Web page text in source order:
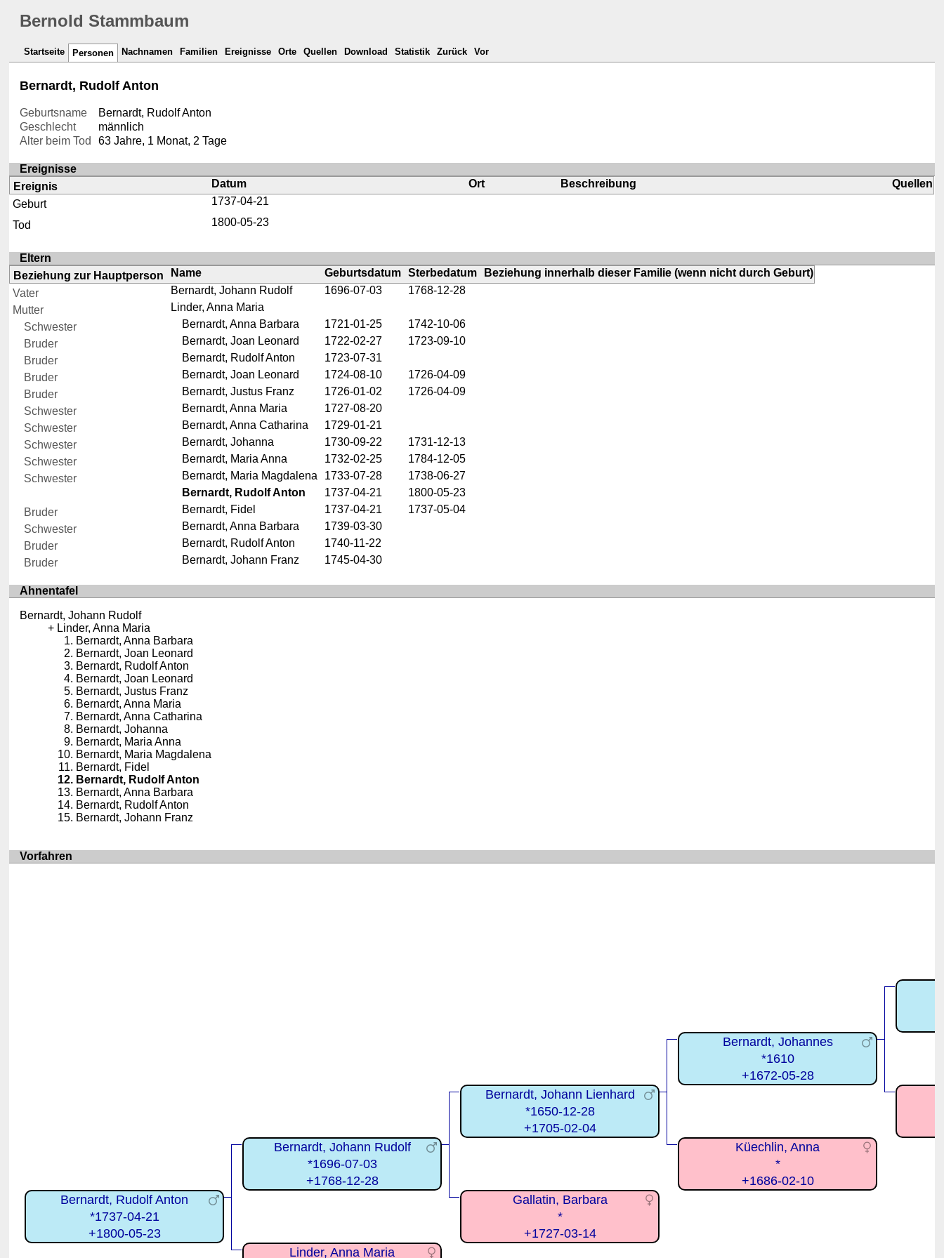
Bernold Stammbaum
Startseite Personen Nachnamen Familien Ereignisse Orte Quellen Download Statistik Zurück Vor
Bernardt, Rudolf Anton
Geburtsname
Bernardt, Rudolf Anton
Geschlecht
männlich
Alter beim Tod
63 Jahre, 1 Monat, 2 Tage
Ereignisse
Ereignis
Datum Ort Beschreibung
Quellen
Geburt
1737-04-21
Tod
1800-05-23
Eltern
Beziehung zur Hauptperson
Name Geburtsdatum Sterbedatum
Beziehung innerhalb dieser Familie (wenn nicht durch Geburt)
Vater
Bernardt, Johann Rudolf 1696-07-03
1768-12-28
Mutter
Linder, Anna Maria
Schwester
Bernardt, Anna Barbara 1721-01-25
1742-10-06
Bruder
Bernardt, Joan Leonard 1722-02-27
1723-09-10
Bruder
Bernardt, Rudolf Anton
1723-07-31
Bruder
Bernardt, Joan Leonard 1724-08-10
1726-04-09
Bruder
Bernardt, Justus Franz 1726-01-02
1726-04-09
Schwester
Bernardt, Anna Maria
1727-08-20
Schwester
Bernardt, Anna Catharina
1729-01-21
Schwester
Bernardt, Johanna 1730-09-22
1731-12-13
Schwester
Bernardt, Maria Anna 1732-02-25
1784-12-05
Schwester
Bernardt, Maria Magdalena 1733-07-28
1738-06-27
Bernardt, Rudolf Anton
1737-04-21
1800-05-23
Bruder
Bernardt, Fidel 1737-04-21
1737-05-04
Schwester
Bernardt, Anna Barbara
1739-03-30
Bruder
Bernardt, Rudolf Anton
1740-11-22
Bruder
Bernardt, Johann Franz 1745-04-30
Ahnentafel
Bernardt, Johann Rudolf
Linder, Anna Maria
Bernardt, Anna Barbara
Bernardt, Joan Leonard
Bernardt, Rudolf Anton
Bernardt, Joan Leonard
Bernardt, Justus Franz
Bernardt, Anna Maria
Bernardt, Anna Catharina
Bernardt, Johanna
Bernardt, Maria Anna
Bernardt, Maria Magdalena
Bernardt, Fidel
Bernardt, Rudolf Anton
Bernardt, Anna Barbara
Bernardt, Rudolf Anton
Bernardt, Johann Franz
Vorfahren
Bernardt, Rudolf Anton
*1737-04-21
+1800-05-23
Bernardt, Johann Rudolf
*1696-07-03
+1768-12-28
Bernardt, Johann Lienhard
*1650-12-28
+1705-02-04
Bernardt, Johannes
*1610
+1672-05-28
Küechlin, Anna
*
+1686-02-10
Gallatin, Barbara
*
+1727-03-14
Linder, Anna Maria